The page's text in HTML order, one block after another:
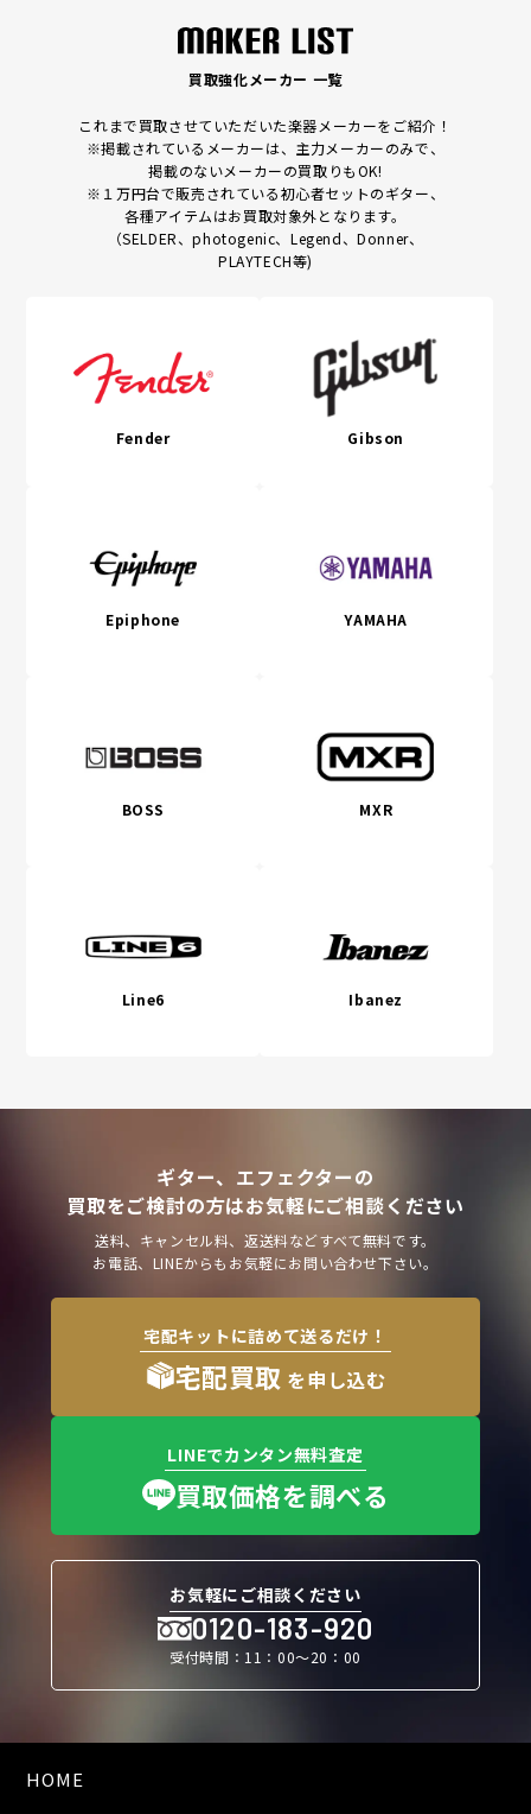
買取強化メーカー 一覧
これまで買取させていただいた楽器メーカーをご紹介！
※掲載されているメーカーは、主力メーカーのみで、
掲載のないメーカーの買取りもOK!
※１万円台で販売されている初心者セットのギター、
各種アイテムはお買取対象外となります。
（SELDER、photogenic、Legend、Donner、
PLAYTECH等)
Fender Gibson
Epiphone YAMAHA
BOSS MXR
Line6 Ibanez
ギター、エフェクターの
買取をご検討の方はお気軽にご相談ください
送料、キャンセル料、返送料などすべて無料です。
お電話、LINEからもお気軽にお問い合わせ下さい。
宅配キットに詰めて送るだけ！
宅配買取 を申し込む
LINEでカンタン無料査定
買取価格を調べる
お気軽にご相談ください
0120-183-920
受付時間：11：00〜20：00
HOME